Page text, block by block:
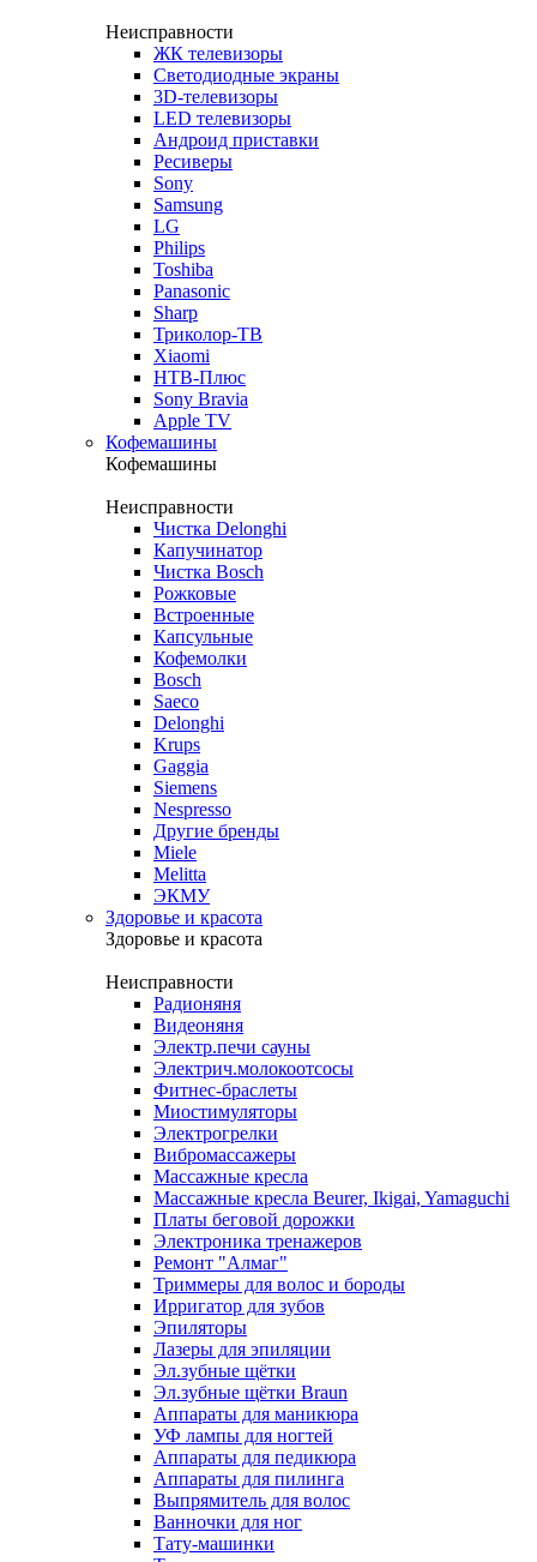
Неисправности
ЖК телевизоры
Светодиодные экраны
3D-телевизоры
LED телевизоры
Андроид приставки
Ресиверы
Sony
Samsung
LG
Philips
Toshiba
Panasonic
Sharp
Триколор-ТВ
Xiaomi
НТВ-Плюс
Sony Bravia
Apple TV
Кофемашины
Кофемашины
Неисправности
Чистка Delonghi
Капучинатор
Чистка Bosch
Рожковые
Встроенные
Капсульные
Кофемолки
Bosch
Saeco
Delonghi
Krups
Gaggia
Siemens
Nespresso
Другие бренды
Miele
Melitta
ЭКМУ
Здоровье и красота
Здоровье и красота
Неисправности
Радионяня
Видеоняня
Электр.печи сауны
Электрич.молокоотсосы
Фитнес-браслеты
Миостимуляторы
Электрогрелки
Вибромассажеры
Массажные кресла
Массажные кресла Beurer, Ikigai, Yamaguchi
Платы беговой дорожки
Электроника тренажеров
Ремонт "Алмаг"
Триммеры для волос и бороды
Ирригатор для зубов
Эпиляторы
Лазеры для эпиляции
Эл.зубные щётки
Эл.зубные щётки Braun
Аппараты для маникюра
УФ лампы для ногтей
Аппараты для педикюра
Аппараты для пилинга
Выпрямитель для волос
Ванночки для ног
Тату-машинки